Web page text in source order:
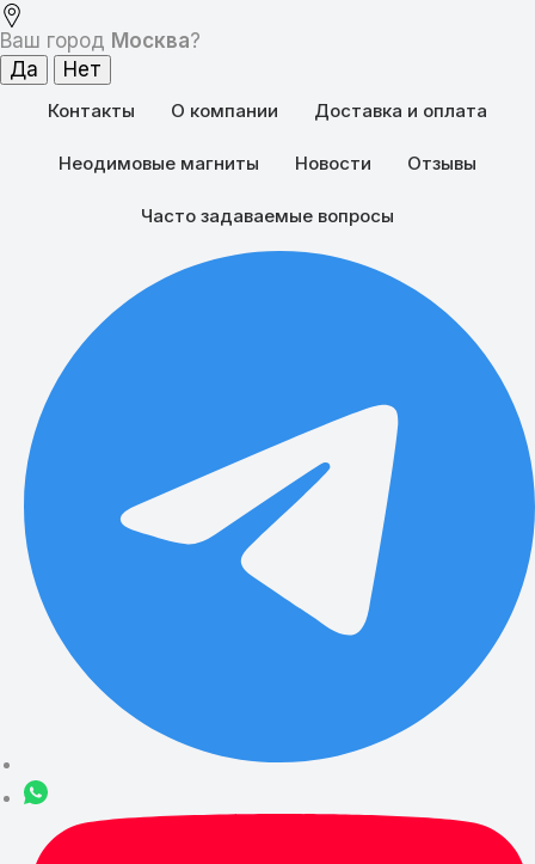
Ваш город Москва?
Контакты О компании Доставка и оплата
Неодимовые магниты Новости Отзывы
Часто задаваемые вопросы